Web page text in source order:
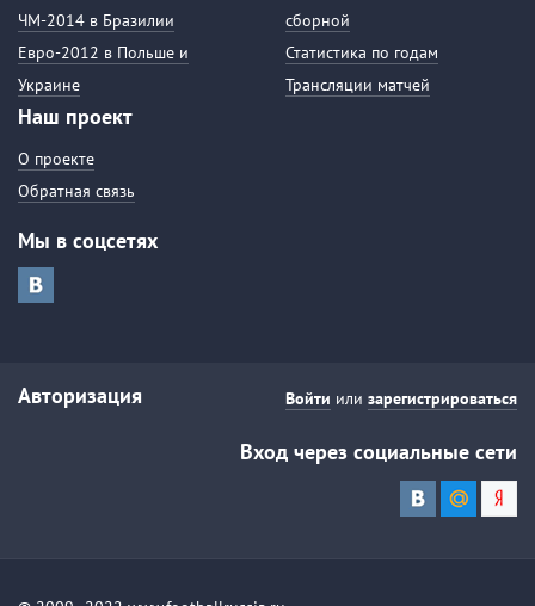
ЧМ-2014 в Бразилии
Евро-2012 в Польше и
Украине
сборной
Статистика по годам
Трансляции матчей
Наш проект
О проекте
Обратная связь
Мы в соцсетях
Авторизация Войти или зарегистрироваться
Вход через социальные сети